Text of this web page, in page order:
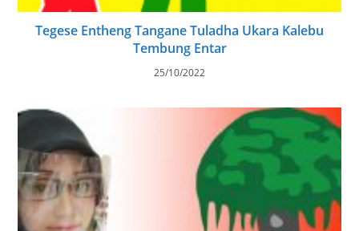
Tegese Entheng Tangane Tuladha Ukara Kalebu
Tembung Entar
25/10/2022